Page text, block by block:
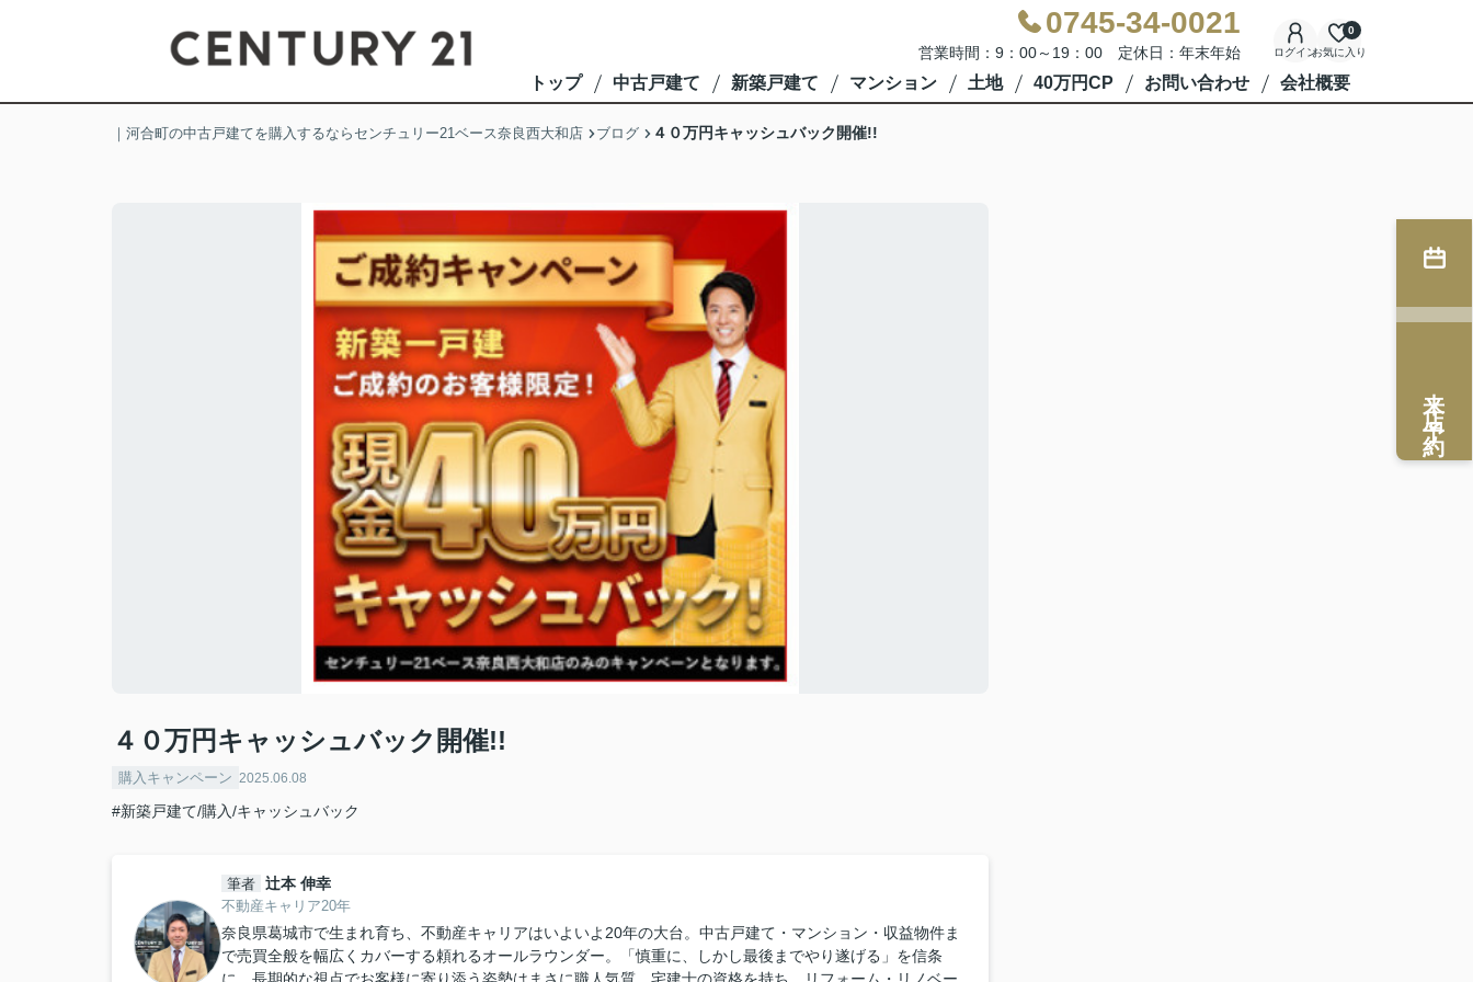
0745-34-0021
営業時間：9：00～19：00 定休日：年末年始 ログインお気に入り
0
トップ 中古戸建て 新築戸建て マンション 土地 40万円CP お問い合わせ 会社概要
｜河合町の中古戸建てを購入するならセンチュリー21ベース奈良西大和店 ブログ ４０万円キャッシュバック開催!!
４０万円キャッシュバック開催!!
購入キャンペーン 2025.06.08
#新築戸建て/購入/キャッシュバック
筆者 辻本 伸幸
不動産キャリア20年
奈良県葛城市で生まれ育ち、不動産キャリアはいよいよ20年の大台。中古戸建て・マンション・収益物件ま
で売買全般を幅広くカバーする頼れるオールラウンダー。「慎重に、しかし最後までやり遂げる」を信条
来店予約